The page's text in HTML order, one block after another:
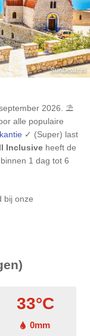
2026. ⛱️
alle populaire
✓ (Super) last
Inclusive heeft de
1 dag tot 6
bij onze
33°C
0mm